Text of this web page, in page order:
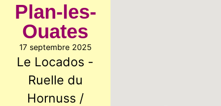
Plan-les-
Ouates
17 septembre 2025
Le Locados -
Ruelle du
Hornuss /